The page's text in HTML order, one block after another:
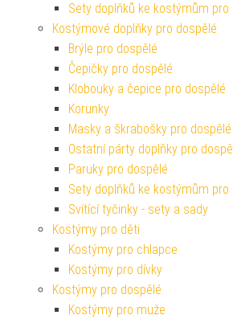
Sety doplňků ke kostýmům pro
Kostýmové doplňky pro dospělé
Brýle pro dospělé
Čepičky pro dospělé
Klobouky a čepice pro dospělé
Korunky
Masky a škrabošky pro dospělé
Ostatní párty doplňky pro
Paruky pro dospělé
Sety doplňků ke kostýmům pro
Svítící tyčinky - sety a sady
Kostýmy pro děti
Kostýmy pro chlapce
Kostýmy pro dívky
Kostýmy pro dospělé
Kostýmy pro muže